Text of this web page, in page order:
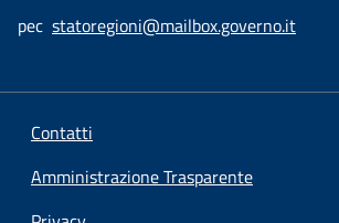
pec statoregioni@mailbox.governo.it
Contatti
Amministrazione Trasparente